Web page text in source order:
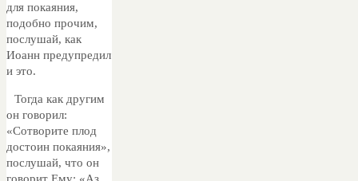
для покаяния,
подобно прочим,
послушай, как
Иоанн предупредил
и это.
Тогда как другим
он говорил:
«Сотворите плод
достоин покаяния»,
послушай, что он